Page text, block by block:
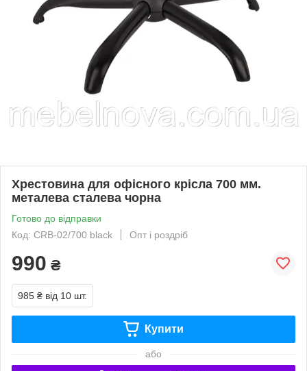
Хрестовина для офісного крісла 700 мм.
металева сталева чорна
Готово до відправки
Код: CRB-02/700 black
Опт і роздріб
990 ₴
985 ₴ від 10 шт.
Купити
або